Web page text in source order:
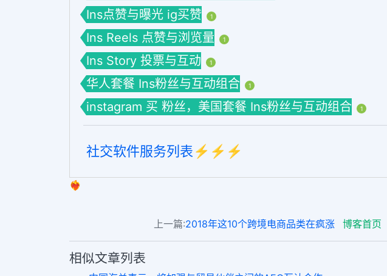
Ins点赞与曝光 ig买赞 1
Ins Reels 点赞与浏览量 1
Ins Story 投票与互动 1
华人套餐 Ins粉丝与互动组合 1
instagram 买 粉丝，美国套餐 Ins粉丝与互动组合 1
社交软件服务列表⚡️⚡️⚡️
❤️‍🔥
上一篇:2018年这10个跨境电商品类在疯涨 博客首页
相似文章列表